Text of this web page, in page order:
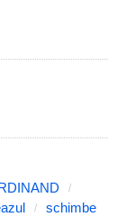
schimbe